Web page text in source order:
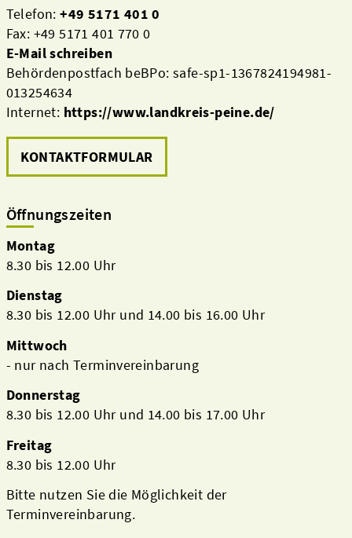
Telefon:+49 5171 401 0
Fax: +49 5171 401 770 0
E-Mail schreiben
Behördenpostfach beBPo: safe-sp1-1367824194981-
013254634
Internet: https://www.landkreis-peine.de/
KONTAKTFORMULAR
Öffnungszeiten
Montag
8.30 bis 12.00 Uhr
Dienstag
8.30 bis 12.00 Uhr und 14.00 bis 16.00 Uhr
Mittwoch
- nur nach Terminvereinbarung
Donnerstag
8.30 bis 12.00 Uhr und 14.00 bis 17.00 Uhr
Freitag
8.30 bis 12.00 Uhr
Bitte nutzen Sie die Möglichkeit der
Terminvereinbarung.